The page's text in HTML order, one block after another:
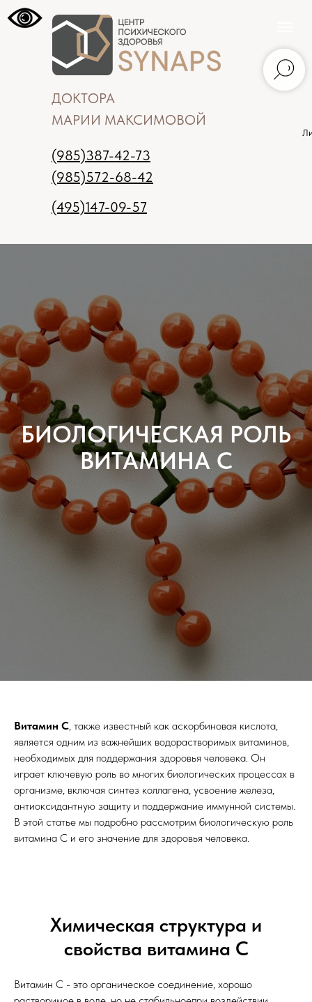
(985)387-42-73
(985)572-68-42
Садовая-
Самотечная 18с1
Записаться на прием
info@synaps-
center.ru
ДОКТОРА
МАРИИ МАКСИМОВОЙ
(495)147-09-57
БИОЛОГИЧЕСКАЯ РОЛЬ
ВИТАМИНА С
Витамин С, также известный как аскорбиновая кислота,
является одним из важнейших водорастворимых витаминов,
необходимых для поддержания здоровья человека. Он
играет ключевую роль во многих биологических процессах в
организме, включая синтез коллагена, усвоение железа,
антиоксидантную защиту и поддержание иммунной системы.
В этой статье мы подробно рассмотрим биологическую роль
витамина С и его значение для здоровья человека.
Химическая структура и
свойства витамина С
Витамин С - это органическое соединение, хорошо